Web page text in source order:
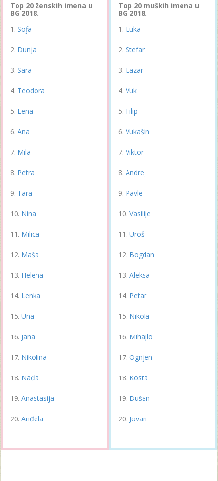
Top 20 ženskih imena u
BG 2018.
Sofija
Dunja
Sara
Teodora
Lena
Ana
Mila
Petra
Tara
Nina
Milica
Maša
Helena
Lenka
Una
Jana
Nikolina
Nađa
Anastasija
Anđela
Top 20 muških imena u
BG 2018.
Luka
Stefan
Lazar
Vuk
Filip
Vukašin
Viktor
Andrej
Pavle
Vasilije
Uroš
Bogdan
Aleksa
Petar
Nikola
Mihajlo
Ognjen
Kosta
Dušan
Jovan